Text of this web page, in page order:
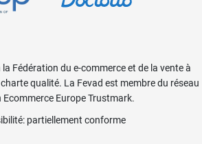
Fédération du e-commerce et de la vente à
qualité. La Fevad est membre du réseau
Ecommerce Europe Trustmark.
: partiellement conforme